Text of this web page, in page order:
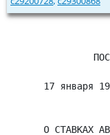
17
О СТАВКАХ